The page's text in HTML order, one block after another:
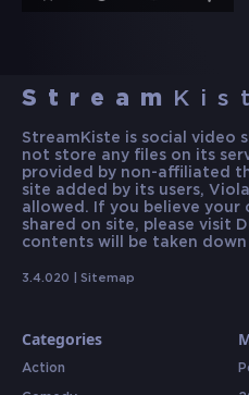
Stream
StreamKiste is social video
not store any files on its
provided by non-affiliated
site added by its users,
allowed. If you believe
shared on site, please visit
contents will be taken
3.4.020 | Sitemap
Categories
Action